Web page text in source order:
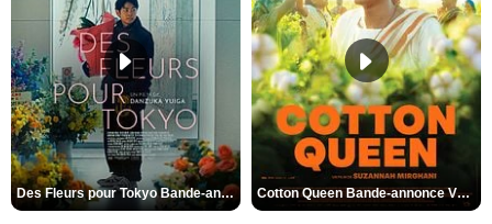
Des Fleurs pour Tokyo Bande-annonce VO STFR Cotton Queen Bande-annonce VO STFR